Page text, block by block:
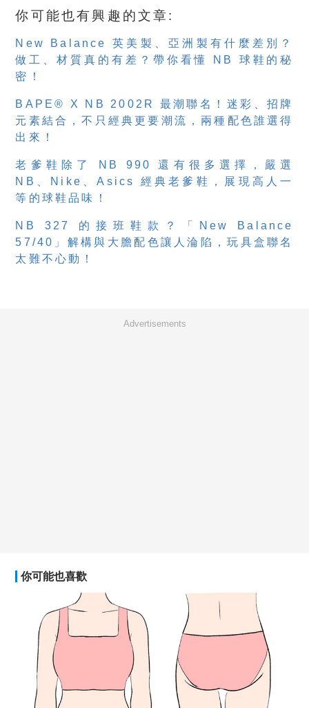
你可能也有興趣的文章:
New Balance 英美製、亞洲製有什麼差別？
做工、材質真的有差？帶你看懂 NB 球鞋的秘
密！
BAPE® X NB 2002R 最潮聯名！迷彩、招牌
元素結合，不只經典更要潮流，兩種配色誰選得
出來！
老爹鞋除了 NB 990 還有很多選擇，嚴選
NB、Nike、Asics 經典老爹鞋，展現高人一
等的球鞋品味！
NB 327 的接班鞋款？「New Balance
57/40」解構與大膽配色讓人淪陷，玩具盒聯名
太難不心動！
Advertisements